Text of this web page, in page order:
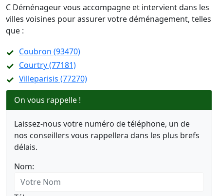
C Déménageur vous accompagne et intervient dans les
villes voisines pour assurer votre déménagement, telles
que :
Coubron (93470)
Courtry (77181)
Villeparisis (77270)
On vous rappelle !
Laissez-nous votre numéro de téléphone, un de
nos conseillers vous rappellera dans les plus brefs
délais.
Nom: